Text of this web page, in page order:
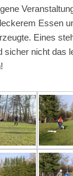
Essen
Eines
sicher nicht das